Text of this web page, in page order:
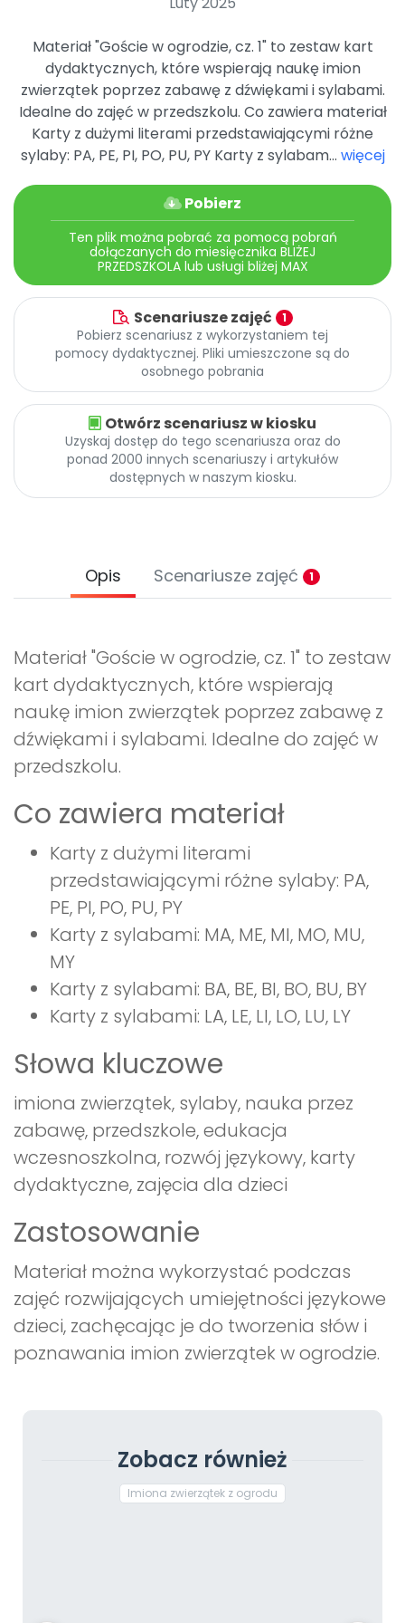
Materiał "Goście w ogrodzie, cz. 1" to zestaw kart
dydaktycznych, które wspierają naukę imion
zwierzątek poprzez zabawę z dźwiękami i sylabami.
Idealne do zajęć w przedszkolu. Co zawiera materiał
Karty z dużymi literami przedstawiającymi różne
sylaby: PA, PE, PI, PO, PU, PY Karty z sylabam... więcej
Pobierz
Ten plik można pobrać za pomocą pobrań
dołączanych do miesięcznika BLIŻEJ
PRZEDSZKOLA lub usługi bliżej MAX
Scenariusze zajęć 1
Pobierz scenariusz z wykorzystaniem tej
pomocy dydaktycznej. Pliki umieszczone są do
osobnego pobrania
Otwórz scenariusz w kiosku
Uzyskaj dostęp do tego scenariusza oraz do
ponad 2000 innych scenariuszy i artykułów
dostępnych w naszym kiosku.
Opis Scenariusze zajęć 1
Materiał "Goście w ogrodzie, cz. 1" to zestaw
kart dydaktycznych, które wspierają
naukę imion zwierzątek poprzez zabawę z
dźwiękami i sylabami. Idealne do zajęć w
przedszkolu.
Co zawiera materiał
Karty z dużymi literami
przedstawiającymi różne sylaby: PA,
PE, PI, PO, PU, PY
Karty z sylabami: MA, ME, MI, MO, MU,
MY
Karty z sylabami: BA, BE, BI, BO, BU, BY
Karty z sylabami: LA, LE, LI, LO, LU, LY
Słowa kluczowe
imiona zwierzątek, sylaby, nauka przez
zabawę, przedszkole, edukacja
wczesnoszkolna, rozwój językowy, karty
dydaktyczne, zajęcia dla dzieci
Zastosowanie
Materiał można wykorzystać podczas
zajęć rozwijających umiejętności językowe
dzieci, zachęcając je do tworzenia słów i
poznawania imion zwierzątek w ogrodzie.
Zobacz również
Imiona zwierzątek z ogrodu